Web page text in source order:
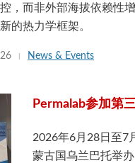
，而非外部海拔依赖性
的热力学框架。
News & Events
Permalab参加第
2026年6月28日至7
蒙古国乌兰巴托举